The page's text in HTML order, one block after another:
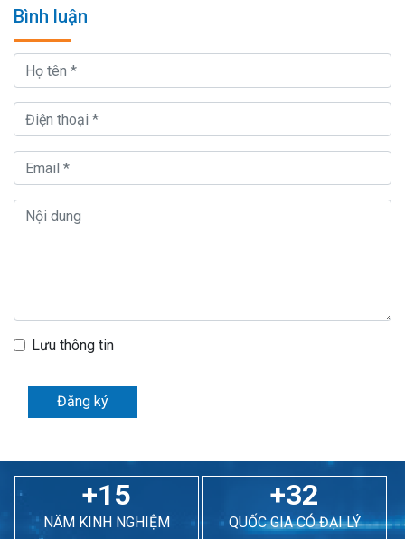
Bình luận
Lưu thông tin
Đăng ký
+15
NĂM KINH NGHIỆM
+32
QUỐC GIA CÓ ĐẠI LÝ